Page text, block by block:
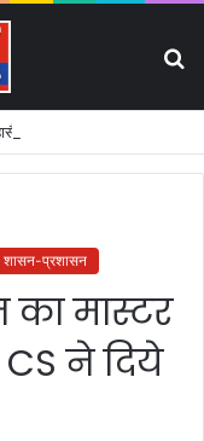
शासन-प्रशासन
का मास्टर
ने दिये